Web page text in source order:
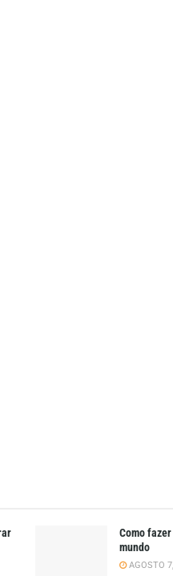
Como
mundo
AGOSTO